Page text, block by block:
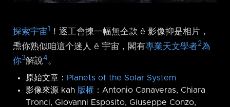
探索宇宙1
！逐工會揀一幅無仝款 ê 影像抑是相片，
𤆬你熟似咱這个迷人 ê 宇宙，閣有專業天文學者2為
你3解說4 。
原始文章： Planets of the Solar System
影像來源 kah 版權 ：Antonio Canaveras, Chiara
Tronci, Giovanni Esposito, Giuseppe Conzo,